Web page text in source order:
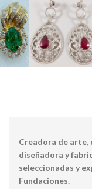
CONTACTO
JOYAS MUJER
Creadora de arte,
diseñadora y
seleccionadas y
Fundaciones.